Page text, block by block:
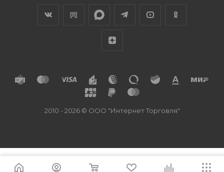
2010 - 2026 © ООО "Интернет Торговля"